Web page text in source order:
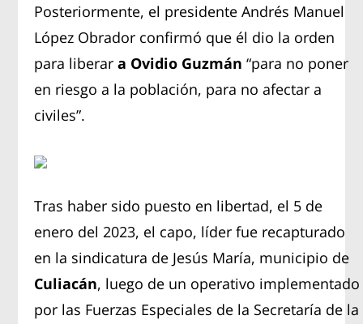
Posteriormente, el presidente Andrés Manuel
López Obrador confirmó que él dio la orden
para liberara Ovidio Guzmán“para no poner
en riesgo a la población, para no afectar a
civiles”.
Tras haber sido puesto en libertad, el 5 de
enero del 2023, el capo, líder fue recapturado
en la sindicatura de Jesús María, municipio de
Culiacán, luego de un operativo implementado
por las Fuerzas Especiales de la Secretaría de la